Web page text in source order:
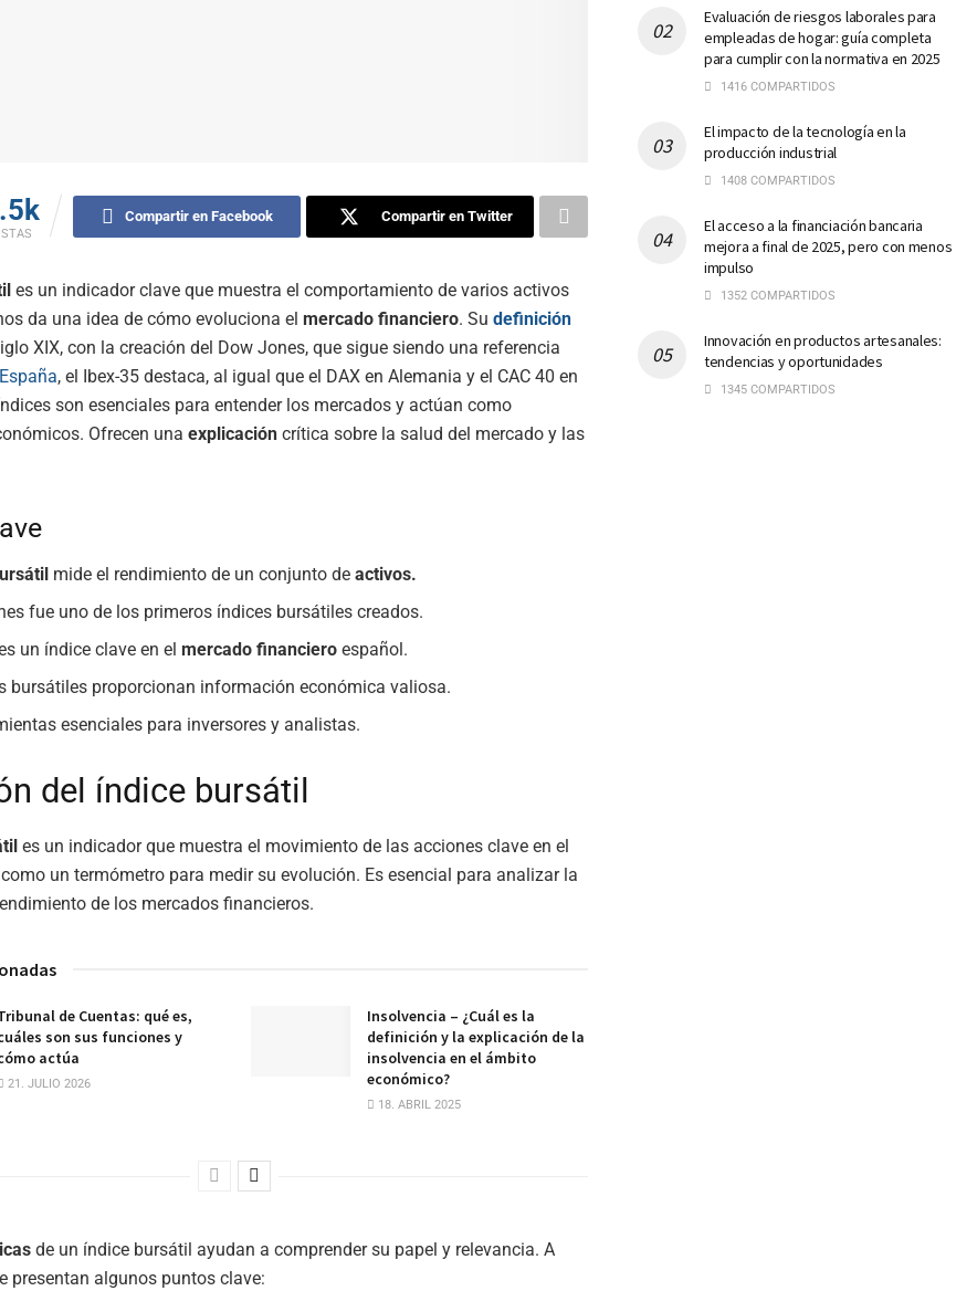
Compartir en Facebook Compartir en Twitter
es un indicador clave que muestra el comportamiento de varios activos
da una idea de cómo evoluciona el mercado financiero. Su definición
XIX, con la creación del Dow Jones, que sigue siendo una referencia
España, el Ibex-35 destaca, al igual que el DAX en Alemania y el CAC 40 en
son esenciales para entender los mercados y actúan como
Ofrecen una explicación crítica sobre la salud del mercado y las
mide el rendimiento de un conjunto deactivos.
fue uno de los primeros índices bursátiles creados.
un índice clave en elmercado financiero español.
bursátiles proporcionan información económica valiosa.
esenciales para inversores y analistas.
del índice bursátil
es un indicador que muestra el movimiento de las acciones clave en el
un termómetro para medir su evolución. Es esencial para analizar la
de los mercados financieros.
de Cuentas: qué es,
son sus funciones y
actúa
21. JULIO 2026
Insolvencia – ¿Cuál es la
definición y la explicación de la
insolvencia en el ámbito
económico?
18. ABRIL 2025
de un índice bursátil ayudan a comprender su papel y relevancia. A
presentan algunos puntos clave:
Evaluación de riesgos laborales para
empleadas de hogar: guía completa
para cumplir con la normativa en 2025
1416 COMPARTIDOS
El impacto de la tecnología en la
producción industrial
1408 COMPARTIDOS
El acceso a la financiación bancaria
mejora a final de 2025, pero con menos
impulso
1352 COMPARTIDOS
Innovación en productos artesanales:
tendencias y oportunidades
1345 COMPARTIDOS